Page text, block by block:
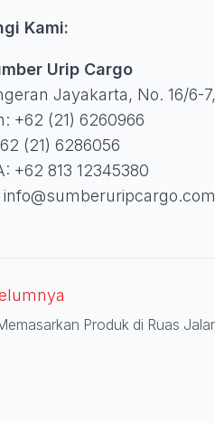
Kami:
Urip Cargo
Jayakarta, No. 16/6-
+62 (21) 6260966
(21) 6286056
+62 813 12345380
info@sumberuripcargo.com
Produk di Ruas